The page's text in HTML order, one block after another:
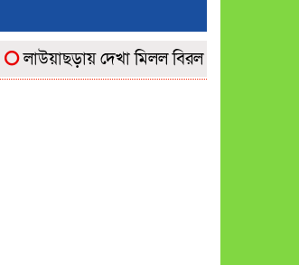
লাউয়াছড়ায় দেখা মিলল বিরল ‘উল্টোলেজি’